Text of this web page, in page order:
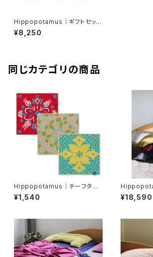
Hippopotamus｜ギフトセット
HAMAMハンド＆ボディソープ
＋ウォッシュタオル×1
¥8,250
同じカテゴリの商品
Hippopotamus｜チーフタオ
ル〈タイルコレクション〉
¥1,540
枕カバー｜
家限定アイ
¥18,590